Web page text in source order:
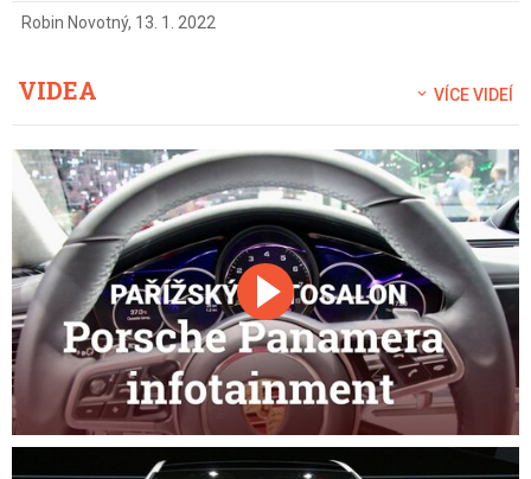
Robin Novotný, 13. 1. 2022
VIDEA VÍCE VIDEÍ